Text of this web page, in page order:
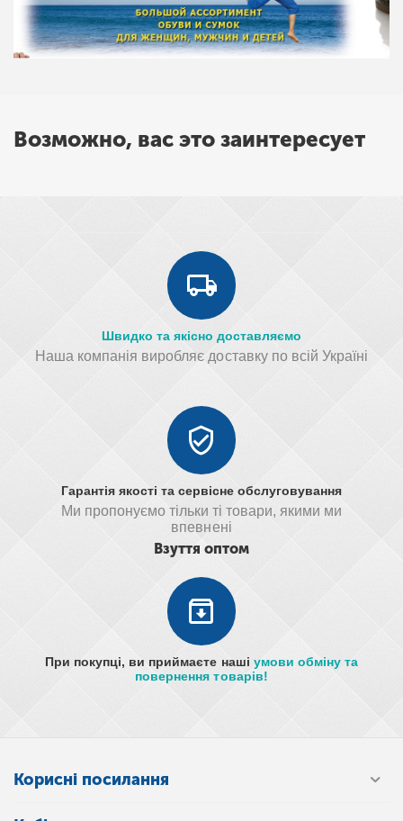
Возможно, вас это заинтересует
Швидко та якісно доставляємо
Наша компанія виробляє доставку по всій Україні
Гарантія якості та сервісне обслуговування
Ми пропонуємо тільки ті товари, якими ми
впевнені
Взуття оптом
При покупці, ви приймаєте наші умови обміну та
повернення товарів!
Корисні посилання